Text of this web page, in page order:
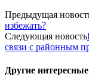
Предыдущая
избежать?
Следующая новость
связи с районным
Другие